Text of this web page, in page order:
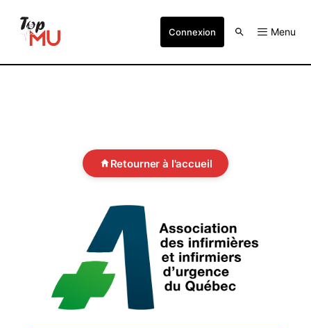
Connexion Menu
Retourner à l'accueil